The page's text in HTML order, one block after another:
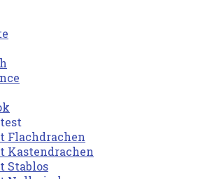
Flachdrachen
Kastendrachen
Stablos